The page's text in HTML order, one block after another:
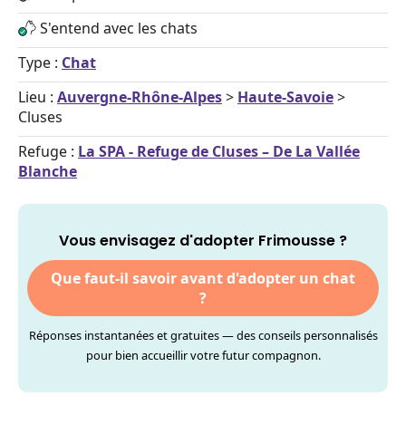
S'entend avec les chats
Type : Chat
Lieu : Auvergne-Rhône-Alpes> Haute-Savoie>
Cluses
Refuge : La SPA - Refuge de Cluses – De La Vallée
Blanche
Vous envisagez d'adopter Frimousse ?
Que faut-il savoir avant d'adopter un chat
?
Réponses instantanées et gratuites — des conseils personnalisés
pour bien accueillir votre futur compagnon.